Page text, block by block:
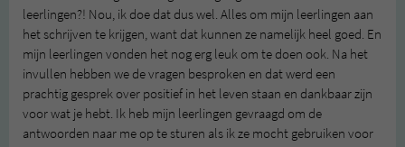
leerlingen?! Nou, ik doe dat dus wel. Alles om mijn leerlingen aan
het schrijven te krijgen, want dat kunnen ze namelijk heel goed. En
mijn leerlingen vonden het nog erg leuk om te doen ook. Na het
invullen hebben we de vragen besproken en dat werd een
prachtig gesprek over positief in het leven staan en dankbaar zijn
voor wat je hebt. Ik heb mijn leerlingen gevraagd om de
antwoorden naar me op te sturen als ik ze mocht gebruiken voor